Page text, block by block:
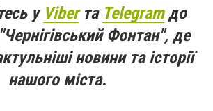
у Viberта Telegramдо
Фонтан", де
новини та історії
нашого міста.